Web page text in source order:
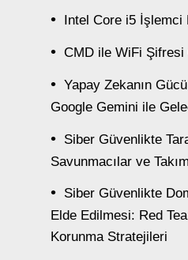
Intel Core i5 İşlemci
CMD ile WiFi Şifresi
Yapay Zekanın
Google Gemini ile
Siber Güvenlikte
Savunmacılar ve
Siber Güvenlikte
Elde Edilmesi: Red
Korunma Stratejileri